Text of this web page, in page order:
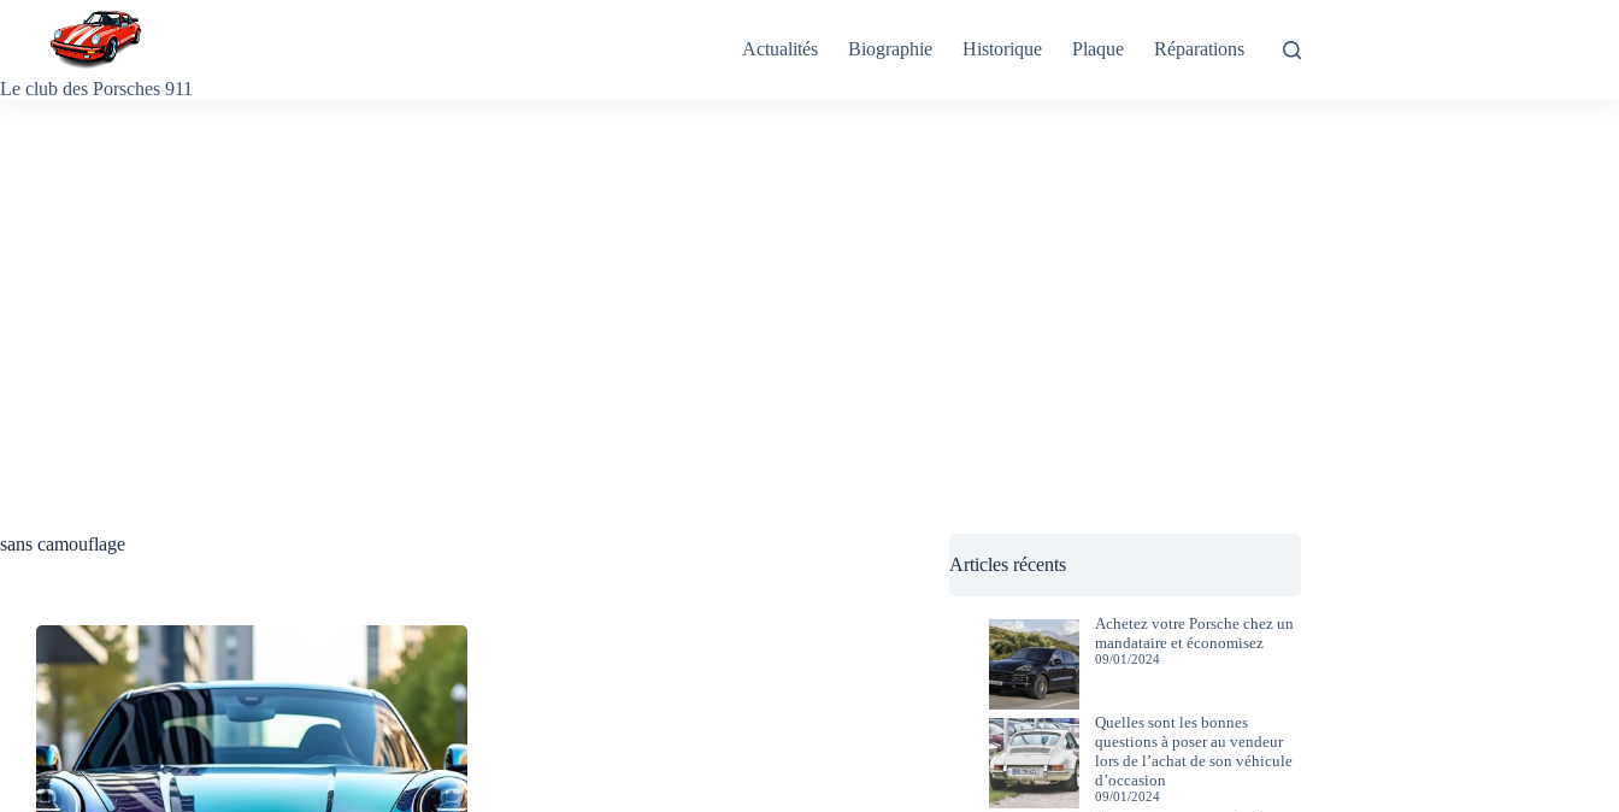
contenu
Le club des Porsches 911
Actualités Biographie Historique Plaque Réparations
sans camouflage
Articles récents
Achetez votre Porsche chez un
mandataire et économisez
09/01/2024
Quelles sont les bonnes
questions à poser au vendeur
lors de l’achat de son véhicule
d’occasion
09/01/2024